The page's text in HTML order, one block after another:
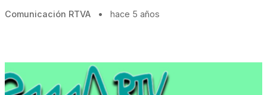
Comunicación RTVA • hace 5 años